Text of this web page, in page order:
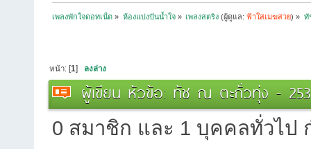
เพลงพักใจดอทเน็ต » ห้องแบ่งปันน้ำใจ» เพลงสตริง (ผู้ดูแล:ฟ้าใสเมฆสวย) » ทั
หน้า: [1] ลงล่าง
ผู้เขียน หัวข้อ: ทัช ณ ตะกั่วทุ่ง -
0 สมาชิก และ 1 บุคคลทั่วไป